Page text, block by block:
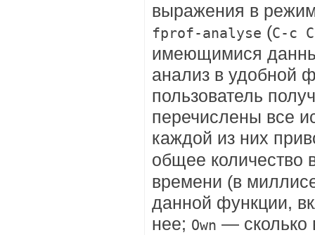
выражения в
fprof-analyse (C-c
имеющимися
анализ в удобной
пользователь
перечислены все
каждой из них
общее количество
времени (в
данной функции,
нее; Own — сколько